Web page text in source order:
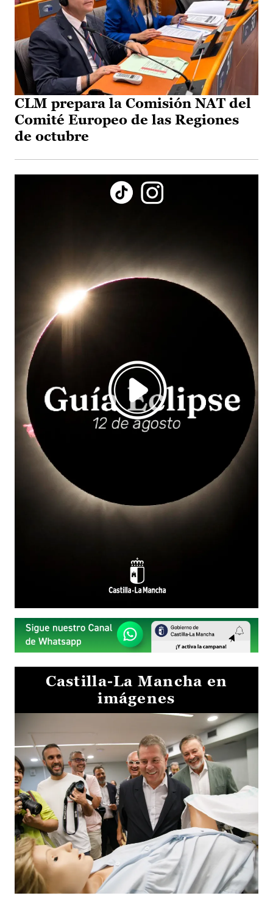
CLM prepara la Comisión NAT del
Comité Europeo de las Regiones
de octubre
Castilla-La Mancha en
imágenes